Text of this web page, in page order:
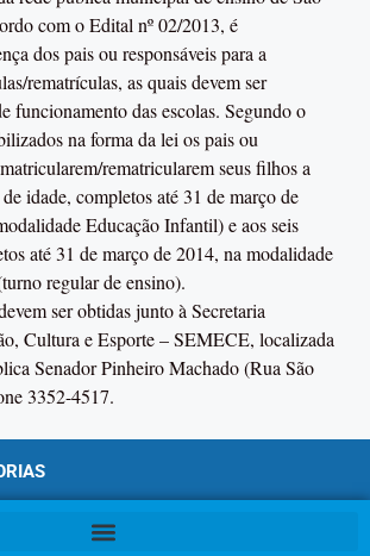
com o Edital nº 02/2013, é
dos pais ou responsáveis para a
rematrículas, as quais devem ser
funcionamento das escolas. Segundo o
na forma da lei os pais ou
rematricularem seus filhos a
idade, completos até 31 de março de
Educação Infantil) e aos seis
até 31 de março de 2014, na modalidade
regular de ensino).
ser obtidas junto à Secretaria
Cultura e Esporte – SEMECE, localizada
Senador Pinheiro Machado (Rua São
3352-4517.